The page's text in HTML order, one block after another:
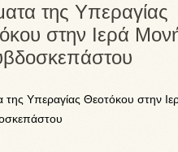
της Υπεραγίας
στην Ιερά
της Υπεραγίας Θεοτόκου στην